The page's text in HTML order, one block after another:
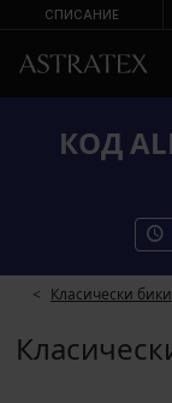
СПИСАНИЕ
КОД
Класически